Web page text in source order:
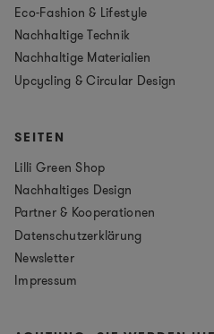
Eco-Fashion & Lifestyle
Nachhaltige Technik
Nachhaltige Materialien
Upcycling & Circular Design
SEITEN
Lilli Green Shop
Nachhaltiges Design
Partner & Kooperationen
Datenschutzerklärung
Newsletter
Impressum